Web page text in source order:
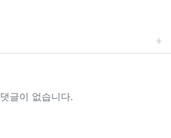
댓글이 없습니다.